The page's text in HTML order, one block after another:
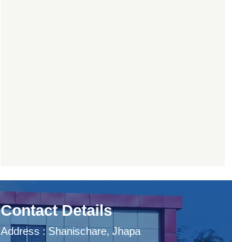
Contact Details
Address : Shanischare, Jhapa